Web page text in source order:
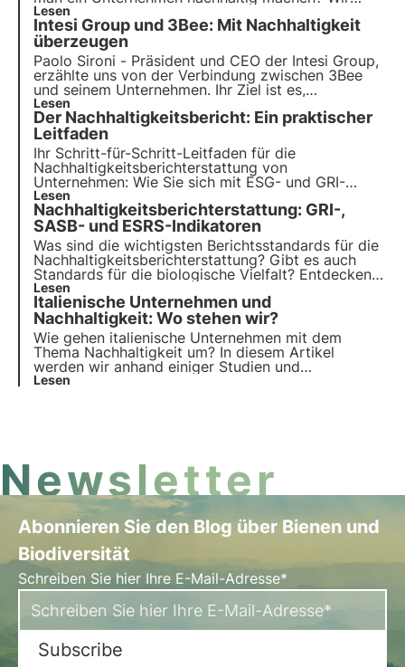
haben Erika Gizzi, Adminastrive & Finance Officer
und Human Resources Responsible bei O.M.S.,
gefragt, welche Rolle Unternehmen spielen und wie
sie eine nachhaltige Entwicklung fördern können.
Lesen
Intesi Group und 3Bee: Mit Nachhaltigkeit
überzeugen
Paolo Sironi - Präsident und CEO der Intesi Group,
erzählte uns von der Verbindung zwischen 3Bee
und seinem Unternehmen. Ihr Ziel ist es,
Technologien zur Verringerung der
Umweltbelastung einzusetzen, von elektronischen
Signaturen bis hin zu Dienstleistungen, die
Unternehmen bei ihrer digitalen Transformation
begleiten.
Lesen
Der Nachhaltigkeitsbericht: Ein praktischer
Leitfaden
Ihr Schritt-für-Schritt-Leitfaden für die
Nachhaltigkeitsberichterstattung von
Unternehmen: Wie Sie sich mit ESG- und GRI-
Standards und erfolgreichen Strategien für eine
grünere, verantwortungsvollere Zukunft
zurechtfinden. Wählen Sie 3Bee für Ihren
Nachhaltigkeitsbericht.
Lesen
Nachhaltigkeitsberichterstattung: GRI-,
SASB- und ESRS-Indikatoren
Was sind die wichtigsten Berichtsstandards für die
Nachhaltigkeitsberichterstattung? Gibt es auch
Standards für die biologische Vielfalt? Entdecken
Sie die GRI-, SASB- und ESRS-Standards in diesem
Artikel. Erfahren Sie mehr mit Pills from the Oasis,
3Bee's Digital Academy for Sustainability
Professionals.
Lesen
Italienische Unternehmen und
Nachhaltigkeit: Wo stehen wir?
Wie gehen italienische Unternehmen mit dem
Thema Nachhaltigkeit um? In diesem Artikel
werden wir anhand einiger Studien und
Untersuchungen analysieren, wie die Nachhaltigkeit
Lesen
Newsletter
Abonnieren Sie den Blog über Bienen und
Biodiversität
Schreiben Sie hier Ihre E-Mail-Adresse*
Subscribe